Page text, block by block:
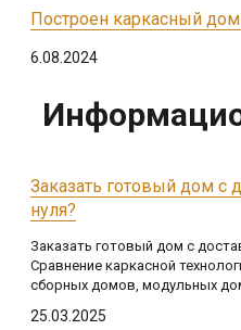
Построен каркасный
6.08.2024
Заказать готовый дом с
нуля?
Заказать готовый дом с
Сравнение каркасной
сборных домов, модульных
25.03.2025